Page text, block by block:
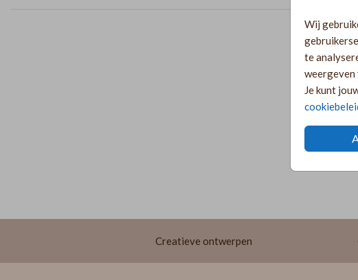
Wij
te
weergeven
Je kunt
Creatieve ontwerpen